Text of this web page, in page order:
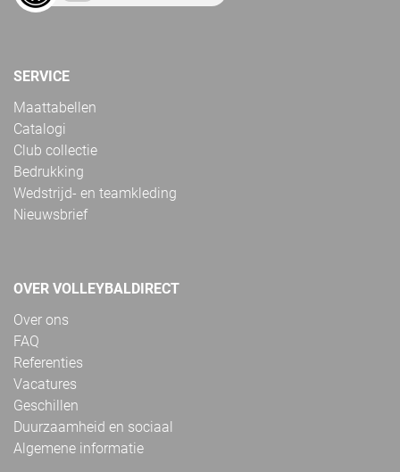
SERVICE
Maattabellen
Catalogi
Club collectie
Bedrukking
Wedstrijd- en teamkleding
Nieuwsbrief
OVER VOLLEYBALDIRECT
Over ons
FAQ
Referenties
Vacatures
Geschillen
Duurzaamheid en sociaal
Algemene informatie